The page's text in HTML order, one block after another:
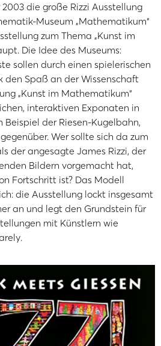
die große Rizzi Ausstellung
Museum „Mathematikum“
zum Thema „Kunst im
Die Idee des Museums:
sollen durch einen spielerischen
den Spaß an der Wissenschaft
„Kunst im Mathematikum“
interaktiven Exponaten in
Beispiel der Riesen-Kugelbahn,
Wer sollte sich da zum
der angesagte James Rizzi, der
Bildern vorgemacht hat,
Fortschritt ist? Das Modell
die Ausstellung lockt insgesamt
an und legt den Grundstein für
mit Künstlern wie